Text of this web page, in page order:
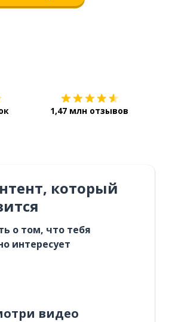
1,47 млн отзывов
который
о том, что тебя
интересует
видео